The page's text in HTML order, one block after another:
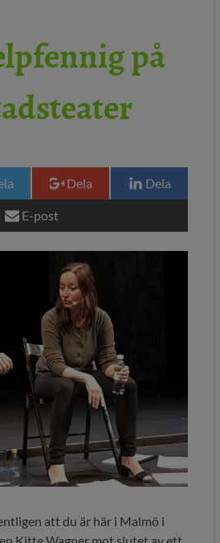
på
Dela Dela
E-post
att du är här i Malmö i